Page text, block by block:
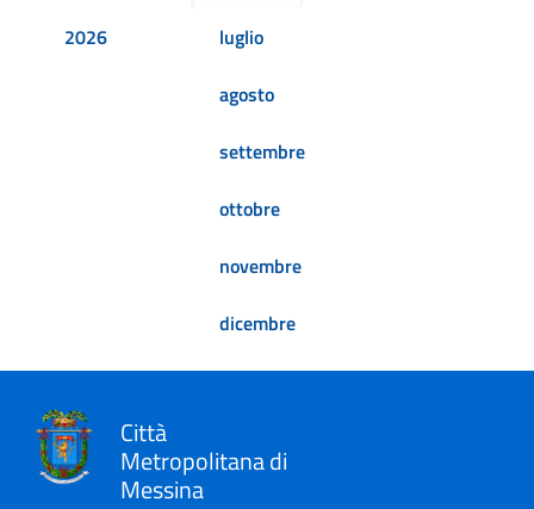
2026
luglio
agosto
settembre
ottobre
novembre
dicembre
Città
Metropolitana di
Messina